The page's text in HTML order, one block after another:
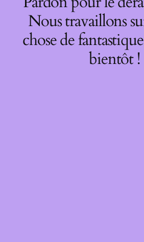
Nous travaillons
chose de
bientôt !